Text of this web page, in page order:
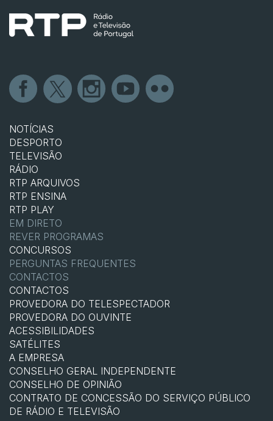
NOTÍCIAS
DESPORTO
TELEVISÃO
RÁDIO
RTP ARQUIVOS
RTP ENSINA
RTP PLAY
EM DIRETO
REVER PROGRAMAS
CONCURSOS
PERGUNTAS FREQUENTES
CONTACTOS
CONTACTOS
PROVEDORA DO TELESPECTADOR
PROVEDORA DO OUVINTE
ACESSIBILIDADES
SATÉLITES
A EMPRESA
CONSELHO GERAL INDEPENDENTE
CONSELHO DE OPINIÃO
CONTRATO DE CONCESSÃO DO SERVIÇO PÚBLICO
DE RÁDIO E TELEVISÃO